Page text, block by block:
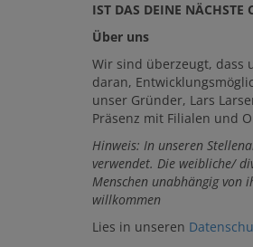
IST DAS DEINE
Über uns
Wir sind überzeugt, dass
daran,
unser Gründer, Lars
Präsenz mit Filialen und
Hinweis: In unseren
verwendet. Die weibliche/
Menschen unabhängig von
willkommen
Lies in unseren